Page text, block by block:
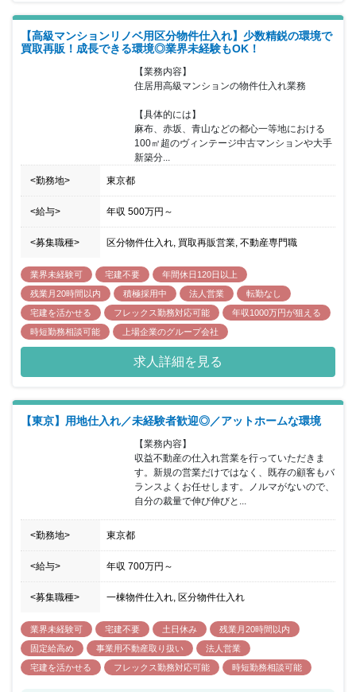
【高級マンションリノベ用区分物件仕入れ】少数精鋭の環境で
買取再販！成長できる環境◎業界未経験もOK！
【業務内容】
住居用高級マンションの物件仕入れ業務
【具体的には】
麻布、赤坂、青山などの都心一等地における
100㎡超のヴィンテージ中古マンションや大手
新築分...
<勤務地> 東京都
<給与> 年収 500万円 ～
<募集職種> 区分物件仕入れ, 買取再販営業, 不動産専門職
業界未経験可 宅建不要
年間休日120日以上
残業月20時間以内
積極採用中 法人営業
転勤なし
宅建を活かせる
フレックス勤務対応可能
年収1000万円が狙える
時短勤務相談可能
上場企業のグループ会社
求人詳細を見る
【東京】用地仕入れ／未経験者歓迎◎／アットホームな環境
【業務内容】
収益不動産の仕入れ営業を行っていただきま
す。新規の営業だけではなく、既存の顧客もバ
ランスよくお任せします。ノルマがないので、
自分の裁量で伸び伸びと...
<勤務地> 東京都
<給与> 年収 700万円 ～
<募集職種> 一棟物件仕入れ, 区分物件仕入れ
業界未経験可 宅建不要 土日休み
残業月20時間以内
固定給高め
事業用不動産取り扱い
法人営業
宅建を活かせる
フレックス勤務対応可能 時短勤務相談可能